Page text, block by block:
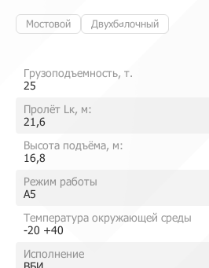
Мостовой Двухбалочный
Грузоподъемность, т.
25
Пролёт Lк, м:
21,6
Высота подъёма, м:
16,8
Режим работы
A5
Температура окружающей среды
-20 +40
Исполнение